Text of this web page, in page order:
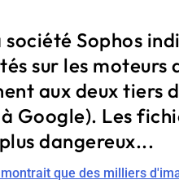
Sophos
sur les moteurs
aux deux tiers
Google). Les
dangereux...
que des milliers